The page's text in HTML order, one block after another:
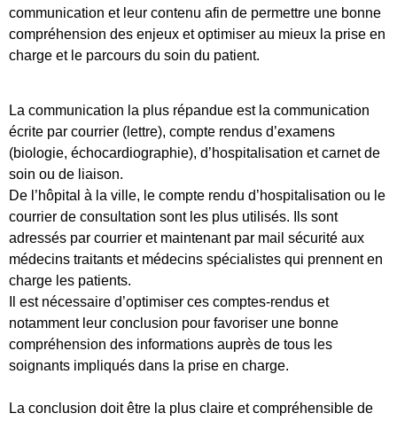
communication et leur contenu afin de permettre une bonne
compréhension des enjeux et optimiser au mieux la prise en
charge et le parcours du soin du patient.
La communication la plus répandue est la communication
écrite par courrier (lettre), compte rendus d’examens
(biologie, échocardiographie), d’hospitalisation et carnet de
soin ou de liaison.
De l’hôpital à la ville, le compte rendu d’hospitalisation ou le
courrier de consultation sont les plus utilisés. Ils sont
adressés par courrier et maintenant par mail sécurité aux
médecins traitants et médecins spécialistes qui prennent en
charge les patients.
Il est nécessaire d’optimiser ces comptes-rendus et
notamment leur conclusion pour favoriser une bonne
compréhension des informations auprès de tous les
soignants impliqués dans la prise en charge.
La conclusion doit être la plus claire et compréhensible de